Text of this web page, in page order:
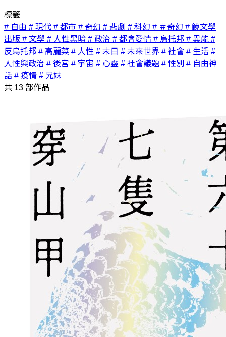
標籤
# 自由 # 現代 # 都市 # 奇幻 # 悲劇 # 科幻 # ＃奇幻 # 鏡文學
出版 # 文學 # 人性黑暗 # 政治 # 都會愛情 # 烏托邦 # 異能 #
反烏托邦 # 高麗菜 # 人性 # 末日 # 未來世界 # 社會 # 生活 #
人性與政治 # 後宮 # 宇宙 # 心靈 # 社會議題 # 性別 # 自由神
話 # 疫情 # 兄妹
共 13 部作品